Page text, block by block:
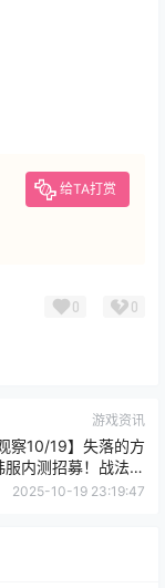
给TA打赏
0 0
游戏资讯
察10/19】失落的方
服内测招募！战法纪
号上线STEAM！决战
2025-10-19 23:19:47